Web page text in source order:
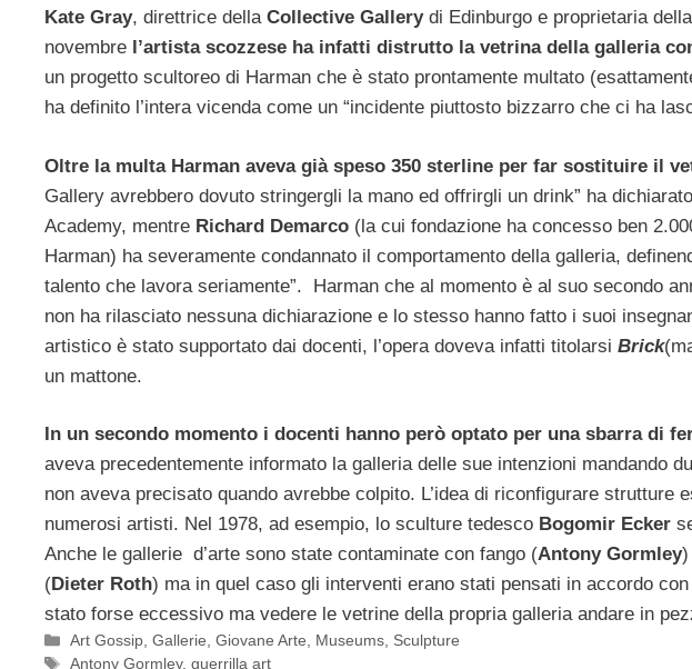
Kate Gray, direttrice della Collective Gallerydi Edinburgo e proprietaria
novembre l’artista scozzese ha infatti distrutto la vetrina della galleria
un progetto scultoreo di Harman che è stato prontamente multato
ha definito l’intera vicenda come un “incidente piuttosto bizzarro che ci ha
Oltre la multa Harman aveva già speso 350 sterline per far sostituire il
Gallery avrebbero dovuto stringergli la mano ed offrirgli un drink” ha dichiarato
Academy, mentre Richard Demarco (la cui fondazione ha concesso ben
Harman) ha severamente condannato il comportamento della galleria,
talento che lavora seriamente”. Harman che al momento è al suo secondo
non ha rilasciato nessuna dichiarazione e lo stesso hanno fatto i suoi
artistico è stato supportato dai docenti, l’opera doveva infatti titolarsi Brick
un mattone.
In un secondo momento i docenti hanno però optato per una sbarra di
aveva precedentemente informato la galleria delle sue intenzioni mandando
non aveva precisato quando avrebbe colpito. L’idea di riconfigurare strutture
numerosi artisti. Nel 1978, ad esempio, lo sculture tedesco Bogomir Ecker
Anche le gallerie d’arte sono state contaminate con fango (Antony Gormley)
(Dieter Roth) ma in quel caso gli interventi erano stati pensati in accordo
stato forse eccessivo ma vedere le vetrine della propria galleria andare in
Categorie
Art Gossip,Gallerie,Giovane Arte, Museums, Sculpture
Tag
Antony Gormley,guerrilla art